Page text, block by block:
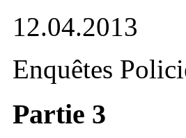
12.04.2013
Enquêtes
Partie 3